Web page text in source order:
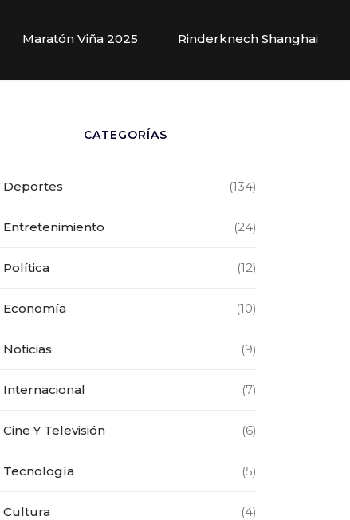
Maratón Viña 2025 Rinderknech Shanghai
CATEGORÍAS
Deportes (134)
Entretenimiento (24)
Política (12)
Economía (10)
Noticias (9)
Internacional (7)
Cine Y Televisión (6)
Tecnología (5)
Cultura (4)